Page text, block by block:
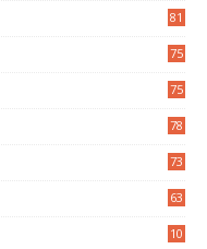
81
75
75
78
73
63
10